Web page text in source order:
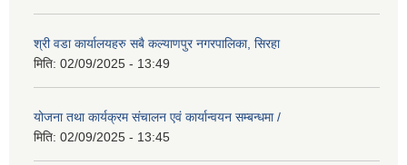
श्री वडा कार्यालयहरु सबै कल्याणपुर नगरपालिका, सिरहा
मिति: 02/09/2025 - 13:49
योजना तथा कार्यक्रम संचालन एवं कार्यान्वयन सम्बन्धमा /
मिति: 02/09/2025 - 13:45